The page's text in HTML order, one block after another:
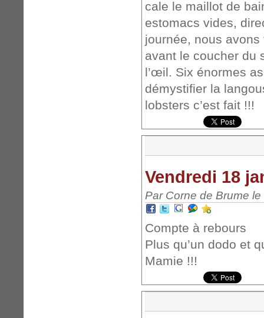
cale le maillot de
estomacs vides,
journée, nous
avant le coucher du
l’œil. Six énormes
démystifier la
lobsters c’est fait !!!
Vendredi 18
Par Corne de Brume
Compte à rebours
Plus qu’un dodo et
Mamie !!!